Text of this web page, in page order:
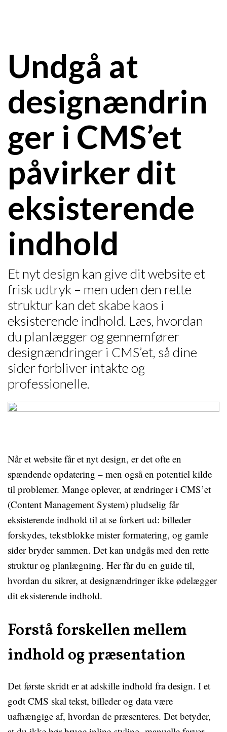
Undgå at
designændrin
ger i CMS’et
påvirker dit
eksisterende
indhold
Et nyt design kan give dit website et
frisk udtryk – men uden den rette
struktur kan det skabe kaos i
eksisterende indhold. Læs, hvordan
du planlægger og gennemfører
designændringer i CMS’et, så dine
sider forbliver intakte og
professionelle.
Når et website får et nyt design, er det ofte en
spændende opdatering – men også en potentiel kilde
til problemer. Mange oplever, at ændringer i CMS’et
(Content Management System) pludselig får
eksisterende indhold til at se forkert ud: billeder
forskydes, tekstblokke mister formatering, og gamle
sider bryder sammen. Det kan undgås med den rette
struktur og planlægning. Her får du en guide til,
hvordan du sikrer, at designændringer ikke ødelægger
dit eksisterende indhold.
Forstå forskellen mellem
indhold og præsentation
Det første skridt er at adskille indhold fra design. I et
godt CMS skal tekst, billeder og data være
uafhængige af, hvordan de præsenteres. Det betyder,